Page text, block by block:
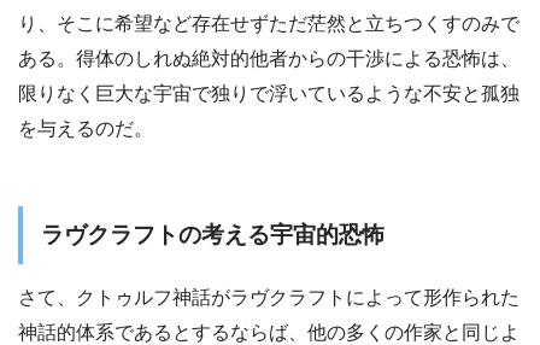
り、そこに希望など存在せずただ茫然と立ちつくすのみで
ある。得体のしれぬ絶対的他者からの干渉による恐怖は、
限りなく巨大な宇宙で独りで浮いているような不安と孤独
を与えるのだ。
ラヴクラフトの考える宇宙的恐怖
さて、クトゥルフ神話がラヴクラフトによって形作られた
神話的体系であるとするならば、他の多くの作家と同じよ